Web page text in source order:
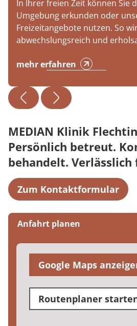
In Ihrer freien Zeit können Sie
Umgebung erkunden oder
Freizeitangebote nutzen. So
abwechslungsreich und
mehr erfahren
MEDIAN Klinik
Persönlich betreut.
behandelt. Verlässlich
Zum Kontaktformular
Anfahrt planen
Google Maps
Routenplaner